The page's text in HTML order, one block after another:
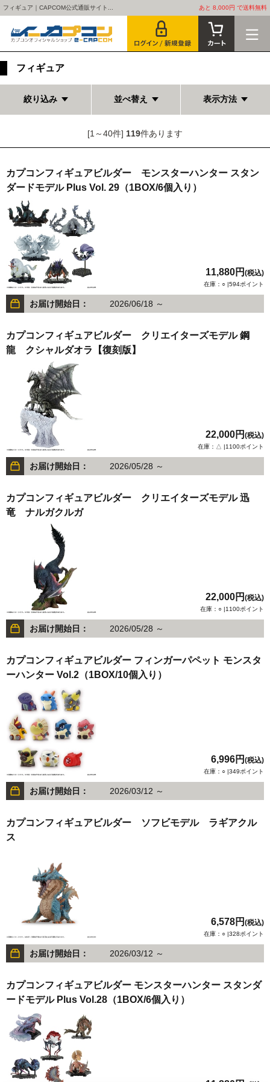
フィギュア｜CAPCOM公式通販サイト... あと 8,000円 で送料無料
フィギュア
絞り込み 並べ替え 表示方法
[1～40件] 119件あります
カプコンフィギュアビルダー モンスターハンター スタン
ダードモデル Plus Vol. 29（1BOX/6個入り）
11,880円 (税込)
在庫：○ |594ポイント
お届け開始日： 2026/06/18 ～
カプコンフィギュアビルダー クリエイターズモデル 鋼
龍 クシャルダオラ【復刻版】
22,000円 (税込)
在庫：△ |1100ポイント
お届け開始日： 2026/05/28 ～
カプコンフィギュアビルダー クリエイターズモデル 迅
竜 ナルガクルガ
22,000円 (税込)
在庫：○ |1100ポイント
お届け開始日： 2026/05/28 ～
カプコンフィギュアビルダー フィンガーパペット モンスタ
ーハンター Vol.2（1BOX/10個入り）
6,996円 (税込)
在庫：○ |349ポイント
お届け開始日： 2026/03/12 ～
カプコンフィギュアビルダー ソフビモデル ラギアクル
ス
6,578円 (税込)
在庫：○ |328ポイント
お届け開始日： 2026/03/12 ～
カプコンフィギュアビルダー モンスターハンター スタンダ
ードモデル Plus Vol.28（1BOX/6個入り）